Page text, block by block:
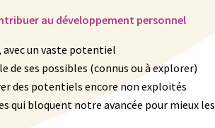
au développement personnel
un vaste potentiel
de ses possibles (connus ou à explorer)
des potentiels encore non exploités
qui bloquent notre avancée pour mieux les